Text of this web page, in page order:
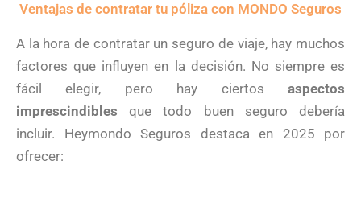
Ventajas de contratar tu póliza con MONDO Seguros
A la hora de contratar un seguro de viaje, hay muchos
factores que influyen en la decisión. No siempre es
fácil elegir, pero hay ciertos aspectos
imprescindiblesque todo buen seguro debería
incluir. Heymondo Seguros destaca en 2025 por
ofrecer: